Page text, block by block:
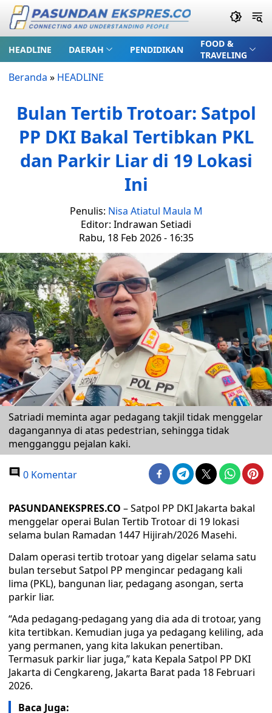
HEADLINE DAERAH PENDIDIKAN
FOOD &
TRAVELING
Beranda » HEADLINE
Bulan Tertib Trotoar: Satpol
PP DKI Bakal Tertibkan PKL
dan Parkir Liar di 19 Lokasi
Ini
Penulis: Nisa Atiatul Maula M
Editor: Indrawan Setiadi
Rabu, 18 Feb 2026 - 16:35
Satriadi meminta agar pedagang takjil tidak menggelar
dagangannya di atas pedestrian, sehingga tidak
mengganggu pejalan kaki.
0 Komentar
PASUNDANEKSPRES.CO – Satpol PP DKI Jakarta bakal
menggelar operai Bulan Tertib Trotoar di 19 lokasi
selama bulan Ramadan 1447 Hijirah/2026 Masehi.
Dalam operasi tertib trotoar yang digelar selama satu
bulan tersebut Satpol PP mengincar pedagang kali
lima (PKL), bangunan liar, pedagang asongan, serta
parkir liar.
“Ada pedagang-pedagang yang dia ada di trotoar, yang
kita tertibkan. Kemudian juga ya pedagang keliling, ada
yang permanen, yang kita lakukan penertiban.
Termasuk parkir liar juga,” kata Kepala Satpol PP DKI
Jakarta di Cengkareng, Jakarta Barat pada 18 Februari
2026.
Baca Juga: